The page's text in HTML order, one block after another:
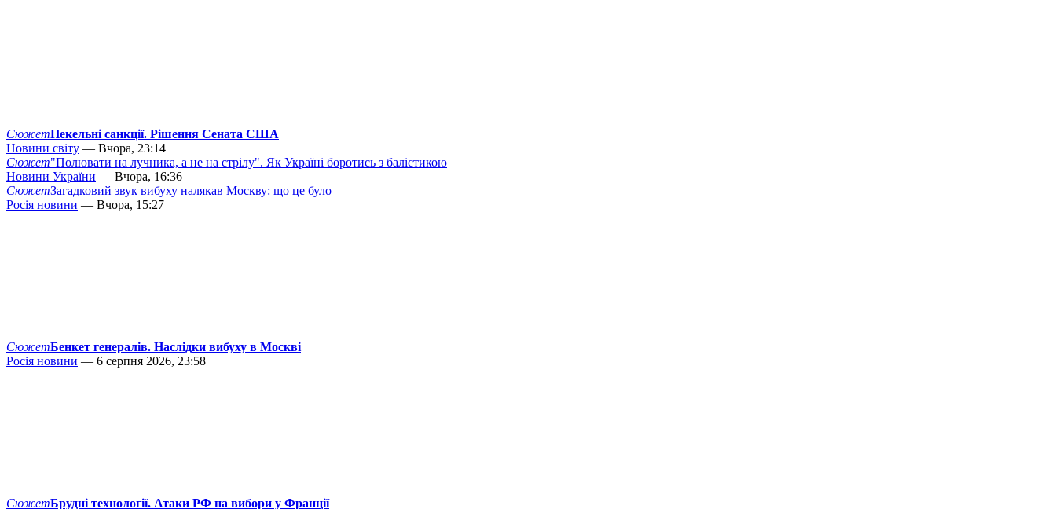
СюжетПекельні санкції. Рішення Сената США
Новини світу — Вчора, 23:14
Сюжет"Полювати на лучника, а не на стрілу". Як Україні боротись з балістикою
Новини України — Вчора, 16:36
СюжетЗагадковий звук вибуху налякав Москву: що це було
Росія новини — Вчора, 15:27
СюжетБенкет генералів. Наслідки вибуху в Москві
Росія новини — 6 серпня 2026, 23:58
СюжетБрудні технології. Атаки РФ на вибори у Франції